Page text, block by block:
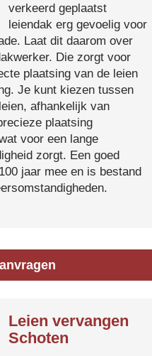
verkeerd geplaatst
leiendak erg gevoelig voor
Laat dit daarom over
Die zorgt voor
plaatsing van de leien
Je kunt kiezen tussen
afhankelijk van
plaatsing
voor een lange
zorgt. Een goed
jaar mee en is bestand
Leien vervangen
Schoten